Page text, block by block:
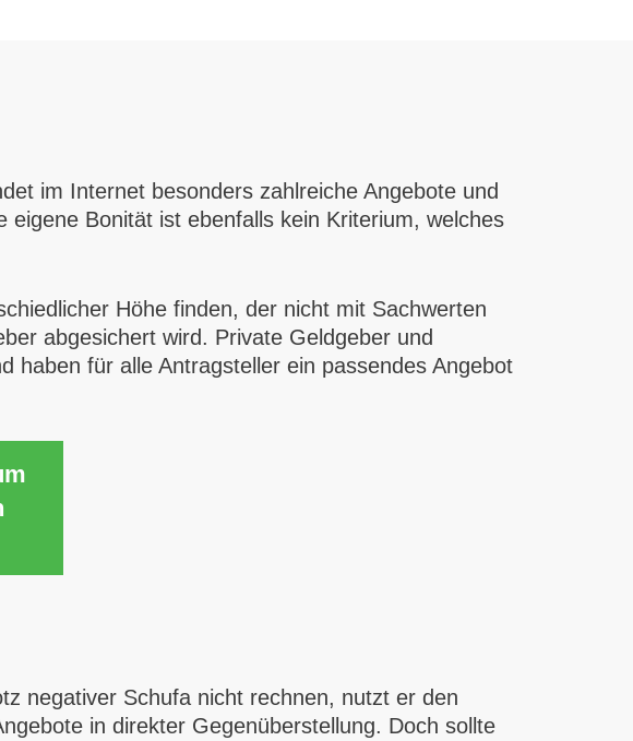
im Internet besonders zahlreiche Angebote und
Bonität ist ebenfalls kein Kriterium, welches
Höhe finden, der nicht mit Sachwerten
abgesichert wird. Private Geldgeber und
haben für alle Antragsteller ein passendes Angebot
negativer Schufa nicht rechnen, nutzt er den
in direkter Gegenüberstellung. Doch sollte